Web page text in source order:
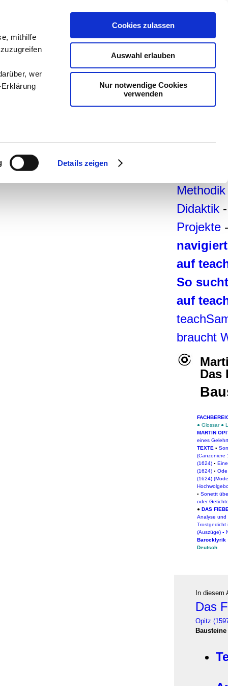
mithilfe
wer
Details zeigen
Cookies zulassen
Auswahl erlauben
Nur notwendige Cookies
verwenden
-
Didaktik -
Projekte
auf
So
auf
braucht
Das
● Glossar ●
MARTIN
eines
TEXTE ▪
(Canzoniere
(1624) ▪
(1624) ▪
(1624)
▪ Sonettt
oder
● DAS
Analyse und
Trostgedicht
(Auszüge) ▪
Barocklyrik
Deutsch
In diesem
Das
Opitz
Bausteine